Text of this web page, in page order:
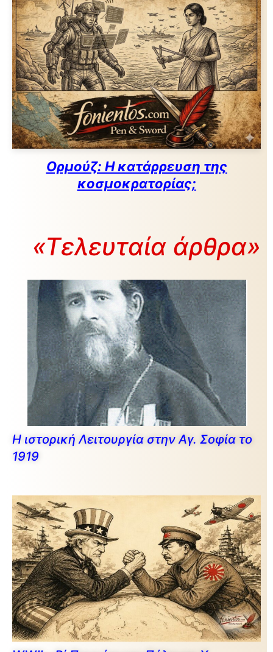
Ορμούζ: Η κατάρρευση της
κοσμοκρατορίας;
«Τελευταία άρθρα»
Η ιστορική Λειτουργία στην Αγ. Σοφία το
1919